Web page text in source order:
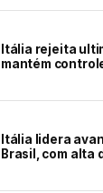
Itália rejeita
mantém
Itália lidera
Brasil, com alta